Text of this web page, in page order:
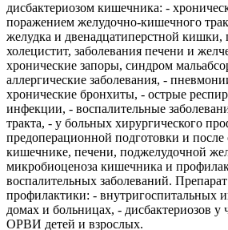
дисбактериозом кишечника: -
поражением желудочно-кишечного
желудка и двенадцатиперстной кишки,
холецистит, заболевания печени и
хронические запоры, синдром
аллергические заболевания, -
хронические бронхиты, - острые
инфекции, - воспалительные
тракта, - у больных хирургического
предоперационной подготовки и после
кишечнике, печени, поджелудочной
микробиоценоза кишечника и
воспалительных заболеваний.
профилактики: - внутригоспитальных
домах и больницах, - дисбактериозов
ОРВИ детей и взрослых.